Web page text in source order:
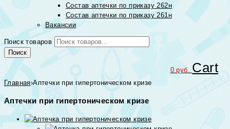
Состав аптечки по приказу 262н
Состав аптечки по приказу 261н
Вакансии
Поиск товаров
Поиск
0руб. Cart
Главная›Аптечки при гипертоническом кризе
Аптечки при гипертоническом кризе